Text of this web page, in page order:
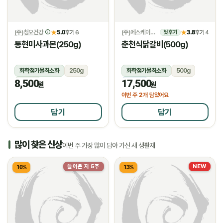
(주)청오건강 ★5.0후기 6
통현미사과몬(250g)
화학첨가물최소화
250g
상온
8,500원
담기
(주)에스케이위드 첫 후기 ★3.8후기 4
춘천식닭갈비(500g)
화학첨가물최소화
500g
냉동
17,500원
이번 주 2개 담았어요
담기
많이 찾은 신상이번 주 가장 많이 담아 가신 새 생활재
들어온 지 5주
10% NEW
13%